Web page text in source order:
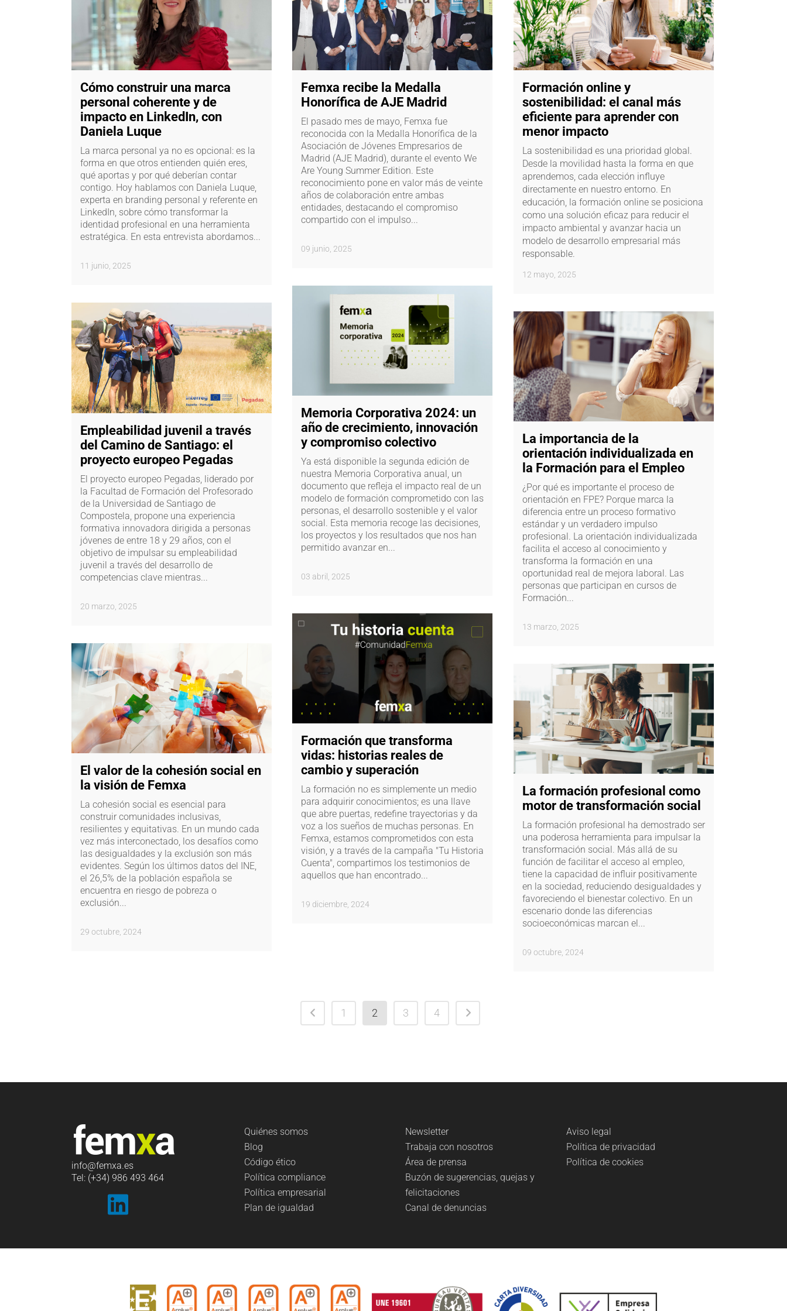
Cómo construir una marca
personal coherente y de
impacto en LinkedIn, con
Daniela Luque
La marca personal ya no es opcional: es la
forma en que otros entienden quién eres,
qué aportas y por qué deberían contar
contigo. Hoy hablamos con Daniela Luque,
experta en branding personal y referente en
LinkedIn, sobre cómo transformar la
identidad profesional en una herramienta
estratégica. En esta entrevista abordamos...
11 junio, 2025
Femxa recibe la Medalla
Honorífica de AJE Madrid
El pasado mes de mayo, Femxa fue
reconocida con la Medalla Honorífica de la
Asociación de Jóvenes Empresarios de
Madrid (AJE Madrid), durante el evento We
Are Young Summer Edition. Este
reconocimiento pone en valor más de veinte
años de colaboración entre ambas
entidades, destacando el compromiso
compartido con el impulso...
09 junio, 2025
Formación online y
sostenibilidad: el canal más
eficiente para aprender con
menor impacto
La sostenibilidad es una prioridad global.
Desde la movilidad hasta la forma en que
aprendemos, cada elección influye
directamente en nuestro entorno. En
educación, la formación online se posiciona
como una solución eficaz para reducir el
impacto ambiental y avanzar hacia un
modelo de desarrollo empresarial más
responsable.
12 mayo, 2025
Memoria Corporativa 2024: un
año de crecimiento, innovación
y compromiso colectivo
Ya está disponible la segunda edición de
nuestra Memoria Corporativa anual, un
documento que refleja el impacto real de un
modelo de formación comprometido con las
personas, el desarrollo sostenible y el valor
social. Esta memoria recoge las decisiones,
los proyectos y los resultados que nos han
permitido avanzar en...
03 abril, 2025
Empleabilidad juvenil a través
del Camino de Santiago: el
proyecto europeo Pegadas
El proyecto europeo Pegadas, liderado por
la Facultad de Formación del Profesorado
de la Universidad de Santiago de
Compostela, propone una experiencia
formativa innovadora dirigida a personas
jóvenes de entre 18 y 29 años, con el
objetivo de impulsar su empleabilidad
juvenil a través del desarrollo de
competencias clave mientras...
20 marzo, 2025
La importancia de la
orientación individualizada en
la Formación para el Empleo
¿Por qué es importante el proceso de
orientación en FPE? Porque marca la
diferencia entre un proceso formativo
estándar y un verdadero impulso
profesional. La orientación individualizada
facilita el acceso al conocimiento y
transforma la formación en una
oportunidad real de mejora laboral. Las
personas que participan en cursos de
Formación...
13 marzo, 2025
Formación que transforma
vidas: historias reales de
cambio y superación
La formación no es simplemente un medio
para adquirir conocimientos; es una llave
que abre puertas, redefine trayectorias y da
voz a los sueños de muchas personas. En
Femxa, estamos comprometidos con esta
visión, y a través de la campaña "Tu Historia
Cuenta", compartimos los testimonios de
aquellos que han encontrado...
19 diciembre, 2024
El valor de la cohesión social en
la visión de Femxa
La cohesión social es esencial para
construir comunidades inclusivas,
resilientes y equitativas. En un mundo cada
vez más interconectado, los desafíos como
las desigualdades y la exclusión son más
evidentes. Según los últimos datos del INE,
el 26,5% de la población española se
encuentra en riesgo de pobreza o
exclusión...
29 octubre, 2024
La formación profesional como
motor de transformación social
La formación profesional ha demostrado ser
una poderosa herramienta para impulsar la
transformación social. Más allá de su
función de facilitar el acceso al empleo,
tiene la capacidad de influir positivamente
en la sociedad, reduciendo desigualdades y
favoreciendo el bienestar colectivo. En un
escenario donde las diferencias
socioeconómicas marcan el...
09 octubre, 2024
1 2 3 4
info@femxa.es
Tel: (+34) 986 493 464
Quiénes somos
Blog
Código ético
Política compliance
Política empresarial
Plan de igualdad
Newsletter
Trabaja con nosotros
Área de prensa
Buzón de sugerencias, quejas y
felicitaciones
Canal de denuncias
Aviso legal
Política de privacidad
Política de cookies